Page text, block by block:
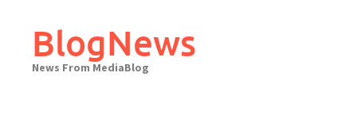
contentBlogNews
News From MediaBlog